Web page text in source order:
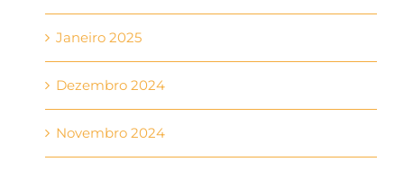
Janeiro 2025
Dezembro 2024
Novembro 2024